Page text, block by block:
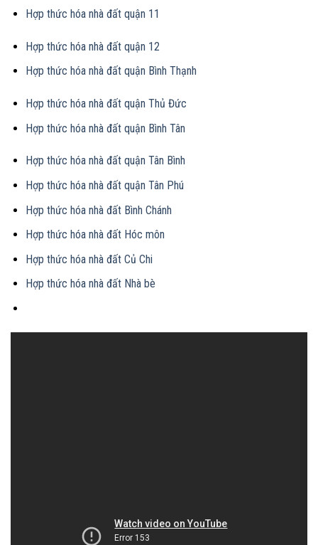
Hợp thức hóa nhà đất quận 11
Hợp thức hóa nhà đất quận 12
Hợp thức hóa nhà đất quận Bình Thạnh
Hợp thức hóa nhà đất quận Thủ Đức
Hợp thức hóa nhà đất quận Bình Tân
Hợp thức hóa nhà đất quận Tân Bình
Hợp thức hóa nhà đất quận Tân Phú
Hợp thức hóa nhà đất Bình Chánh
Hợp thức hóa nhà đất Hóc môn
Hợp thức hóa nhà đất Củ Chi
Hợp thức hóa nhà đất Nhà bè